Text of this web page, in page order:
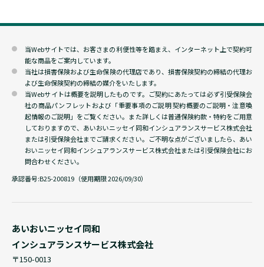
当Webサイトでは、お客さまの利便性等を踏まえ、インターネット上で契約可
能な商品をご案内しています。
当社は損害保険および生命保険の代理店であり、損害保険契約の締結の代理お
よび生命保険契約の締結の媒介をいたします。
当Webサイトは概要を説明したものです。ご契約にあたっては必ず引受保険会
社の商品パンフレットおよび「重要事項のご説明 契約概要のご説明・注意喚
起情報のご説明」をご覧ください。また詳しくは普通保険約款・特約をご用意
しておりますので、あいおいニッセイ同和インシュアランスサービス株式会社
または引受保険会社までご請求ください。ご不明な点がございましたら、あい
おいニッセイ同和インシュアランスサービス株式会社または引受保険会社にお
問合わせください。
承認番号:B25-200819（使用期限 2026/09/30）
あいおいニッセイ同和
インシュアランスサービス株式会社
〒150-0013